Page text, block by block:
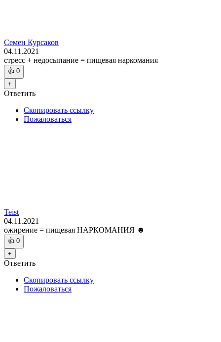
Семен Курсаков
04.11.2021
стресс + недосыпание = пищевая наркомания
👍 0
+
Ответить
Скопировать ссылку
Пожаловаться
Teist
04.11.2021
ожирение = пищевая НАРКОМАНИЯ ☻
👍 0
+
Ответить
Скопировать ссылку
Пожаловаться